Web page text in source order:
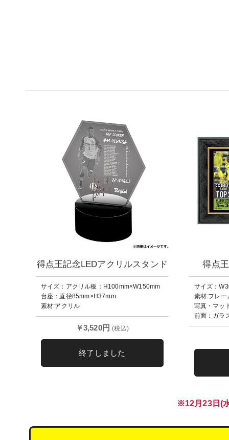
得点王記念LEDアクリルスタンド
サイズ：アクリル板：H100mm×W150mm
台座：直径85mm×H37mm
素材:アクリル
￥3,520円(税込)
終了しました
得点
サイズ：
素材:フレー
写真・マッ
前面：ガラ
※12月23日(